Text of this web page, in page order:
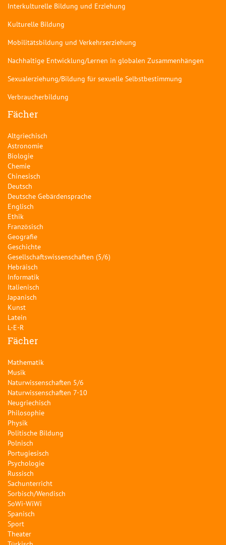
Interkulturelle Bildung und Erziehung
Kulturelle Bildung
Mobilitätsbildung und Verkehrserziehung
Nachhaltige Entwicklung/Lernen in globalen Zusammenhängen
Sexualerziehung/Bildung für sexuelle Selbstbestimmung
Verbraucherbildung
Fächer
Altgriechisch
Astronomie
Biologie
Chemie
Chinesisch
Deutsch
Deutsche Gebärdensprache
Englisch
Ethik
Französisch
Geografie
Geschichte
Gesellschaftswissenschaften (5/6)
Hebräisch
Informatik
Italienisch
Japanisch
Kunst
Latein
L-E-R
Fächer
Mathematik
Musik
Naturwissenschaften 5/6
Naturwissenschaften 7-10
Neugriechisch
Philosophie
Physik
Politische Bildung
Polnisch
Portugiesisch
Psychologie
Russisch
Sachunterricht
Sorbisch/Wendisch
SoWi-WiWi
Spanisch
Sport
Theater